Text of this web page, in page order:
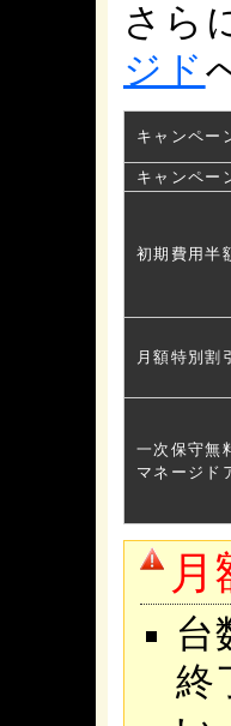
さら
ジド
キャンペー
キャンペー
初期費用半
月額特別割
一次保守無
マネージド
台
終